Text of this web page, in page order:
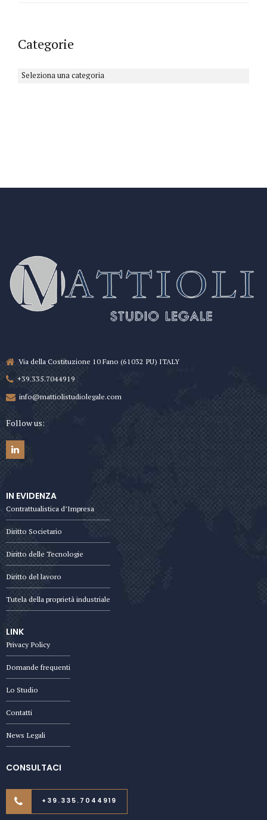
Categorie
Via della Costituzione 10 Fano (61032 PU) ITALY
+39.335.7044919
info@mattiolistudiolegale.com
Follow us:
IN EVIDENZA
Contrattualistica d’Impresa
Diritto Societario
Diritto delle Tecnologie
Diritto del lavoro
Tutela della proprietà industriale
LINK
Privacy Policy
Domande frequenti
Lo Studio
Contatti
News Legali
CONSULTACI
+39.335.7044919